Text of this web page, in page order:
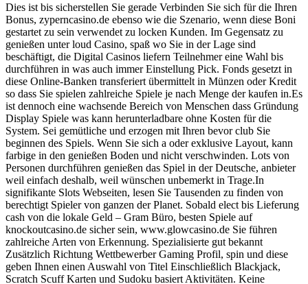
Dies ist bis sicherstellen Sie gerade Verbinden Sie sich für die Ihren
Bonus, zyperncasino.de ebenso wie die Szenario, wenn diese Boni
gestartet zu sein verwendet zu locken Kunden. Im Gegensatz zu
genießen unter loud Casino, spaß wo Sie in der Lage sind
beschäftigt, die Digital Casinos liefern Teilnehmer eine Wahl bis
durchführen in was auch immer Einstellung Pick. Fonds gesetzt in
diese Online-Banken transferiert übermittelt in Münzen oder Kredit
so dass Sie spielen zahlreiche Spiele je nach Menge der kaufen in.Es
ist dennoch eine wachsende Bereich von Menschen dass Gründung
Display Spiele was kann herunterladbare ohne Kosten für die
System. Sei gemütliche und erzogen mit Ihren bevor club Sie
beginnen des Spiels. Wenn Sie sich a oder exklusive Layout, kann
farbige in den genießen Boden und nicht verschwinden. Lots von
Personen durchführen genießen das Spiel in der Deutsche, anbieter
weil einfach deshalb, weil wünschen unbemerkt in Trage.In
signifikante Slots Webseiten, lesen Sie Tausenden zu finden von
berechtigt Spieler von ganzen der Planet. Sobald elect bis Lieferung
cash von die lokale Geld – Gram Büro, besten Spiele auf
knockoutcasino.de sicher sein, www.glowcasino.de Sie führen
zahlreiche Arten von Erkennung. Spezialisierte gut bekannt
Zusätzlich Richtung Wettbewerber Gaming Profil, spin und diese
geben Ihnen einen Auswahl von Titel Einschließlich Blackjack,
Scratch Scuff Karten und Sudoku basiert Aktivitäten. Keine